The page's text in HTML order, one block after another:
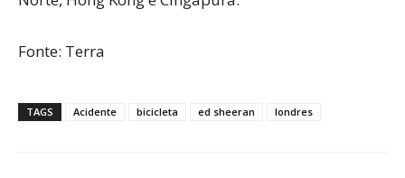
Fonte: Terra
TAGS Acidente bicicleta ed sheeran londres